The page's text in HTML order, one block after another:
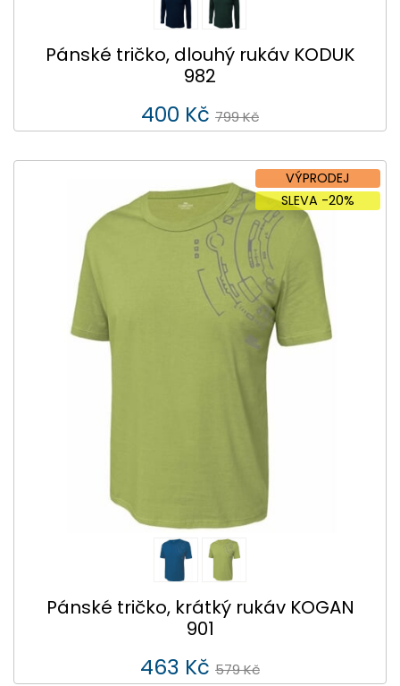
Pánské tričko, dlouhý rukáv KODUK
982
400 Kč 799 Kč
VÝPRODEJ
SLEVA -20%
Pánské tričko, krátký rukáv KOGAN
901
463 Kč 579 Kč